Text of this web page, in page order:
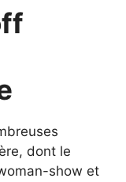
dont le
show et